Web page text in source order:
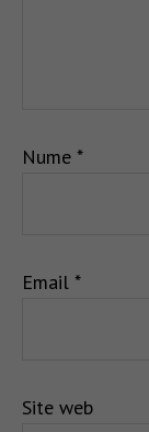
Nume *
Email *
Site web